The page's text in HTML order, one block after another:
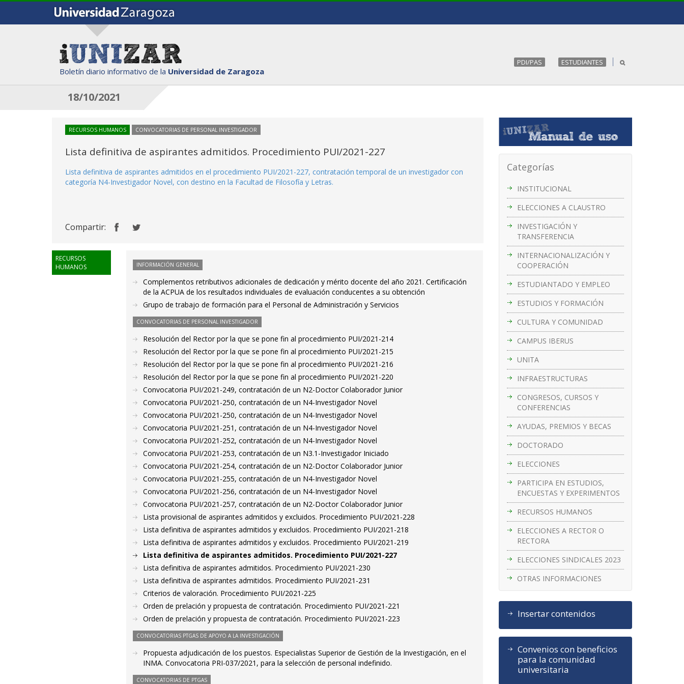
Boletín diario informativo de la Universidad de Zaragoza
PDI/PAS ESTUDIANTES
18/10/2021
Categorías
INSTITUCIONAL
ELECCIONES A CLAUSTRO
INVESTIGACIÓN Y
TRANSFERENCIA
INTERNACIONALIZACIÓN Y
COOPERACIÓN
ESTUDIANTADO Y EMPLEO
ESTUDIOS Y FORMACIÓN
CULTURA Y COMUNIDAD
CAMPUS IBERUS
UNITA
INFRAESTRUCTURAS
CONGRESOS, CURSOS Y
CONFERENCIAS
AYUDAS, PREMIOS Y BECAS
DOCTORADO
ELECCIONES
PARTICIPA EN ESTUDIOS,
ENCUESTAS Y EXPERIMENTOS
RECURSOS HUMANOS
ELECCIONES A RECTOR O
RECTORA
ELECCIONES SINDICALES 2023
OTRAS INFORMACIONES
Insertar contenidos
Convenios con beneficios
para la comunidad
universitaria
RECURSOS HUMANOS CONVOCATORIAS DE PERSONAL INVESTIGADOR
Lista definitiva de aspirantes admitidos. Procedimiento PUI/2021-227
Lista definitiva de aspirantes admitidos en el procedimiento PUI/2021-227, contratación temporal de un investigador con
categoría N4-Investigador Novel, con destino en la Facultad de Filosofía y Letras.
Compartir:
RECURSOS
HUMANOS
INFORMACIÓN GENERAL
Complementos retributivos adicionales de dedicación y mérito docente del año 2021. Certificación
de la ACPUA de los resultados individuales de evaluación conducentes a su obtención
Grupo de trabajo de formación para el Personal de Administración y Servicios
CONVOCATORIAS DE PERSONAL INVESTIGADOR
Resolución del Rector por la que se pone fin al procedimiento PUI/2021-214
Resolución del Rector por la que se pone fin al procedimiento PUI/2021-215
Resolución del Rector por la que se pone fin al procedimiento PUI/2021-216
Resolución del Rector por la que se pone fin al procedimiento PUI/2021-220
Convocatoria PUI/2021-249, contratación de un N2-Doctor Colaborador Junior
Convocatoria PUI/2021-250, contratación de un N4-Investigador Novel
Convocatoria PUI/2021-250, contratación de un N4-Investigador Novel
Convocatoria PUI/2021-251, contratación de un N4-Investigador Novel
Convocatoria PUI/2021-252, contratación de un N4-Investigador Novel
Convocatoria PUI/2021-253, contratación de un N3.1-Investigador Iniciado
Convocatoria PUI/2021-254, contratación de un N2-Doctor Colaborador Junior
Convocatoria PUI/2021-255, contratación de un N4-Investigador Novel
Convocatoria PUI/2021-256, contratación de un N4-Investigador Novel
Convocatoria PUI/2021-257, contratación de un N2-Doctor Colaborador Junior
Lista provisional de aspirantes admitidos y excluidos. Procedimiento PUI/2021-228
Lista definitiva de aspirantes admitidos y excluidos. Procedimiento PUI/2021-218
Lista definitiva de aspirantes admitidos y excluidos. Procedimiento PUI/2021-219
Lista definitiva de aspirantes admitidos. Procedimiento PUI/2021-227
Lista definitiva de aspirantes admitidos. Procedimiento PUI/2021-230
Lista definitiva de aspirantes admitidos. Procedimiento PUI/2021-231
Criterios de valoración. Procedimiento PUI/2021-225
Orden de prelación y propuesta de contratación. Procedimiento PUI/2021-221
Orden de prelación y propuesta de contratación. Procedimiento PUI/2021-223
CONVOCATORIAS PTGAS DE APOYO A LA INVESTIGACIÓN
Propuesta adjudicación de los puestos. Especialistas Superior de Gestión de la Investigación, en el
INMA. Convocatoria PRI-037/2021, para la selección de personal indefinido.
CONVOCATORIAS DE PTGAS